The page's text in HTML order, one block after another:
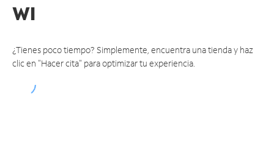
WI
¿Tienes poco tiempo? Simplemente, encuentra una tienda y haz
clic en "Hacer cita" para optimizar tu experiencia.